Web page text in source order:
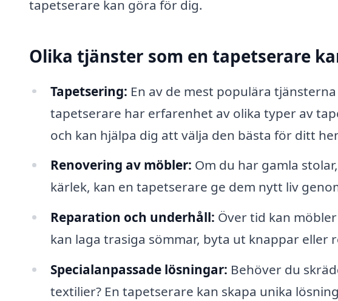
tapetserare kan göra för dig.
Olika tjänster som en tapetserare
Tapetsering: En av de mest populära
tapetserare har erfarenhet av olika typer av
och kan hjälpa dig att välja den bästa för ditt
Renovering av möbler: Om du har gamla
kärlek, kan en tapetserare ge dem nytt liv
Reparation och underhåll: Över tid kan
kan laga trasiga sömmar, byta ut knappar eller
Specialanpassade lösningar: Behöver du
textilier? En tapetserare kan skapa unika